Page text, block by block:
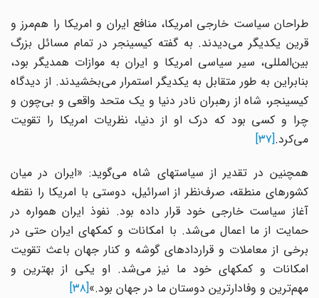
طراحان سیاست خارجی امریکا، منافع ایران و امریکا را هم‌مرز و
قرین یکدیگر می‌دیدند. به گفته کیسینجر در تمام مسائل بزرگ
بین‌المللی، سیر سیاسی امریکا و ایران به موازات همدیگر بود،
بنابراین به طور متقابل به یکدیگر استمرار می‌بخشیدند. از دیدگاه
کیسینجر، شاه از رهبران نادر دنیا و یک متحد واقعی و بی‌چون و
چرا و کسی بود که درک او از دنیا، نظریات امریکا را تقویت
می‌کرد.[۳۷]
همچنین در تقدیر از سیاستهای شاه می‌گوید: «ایران در میان
کشورهای منطقه، صرف‌نظر از اسرائیل، دوستی با امریکا را نقطه
آغاز سیاست خارجی خود قرار داده بود. نفوذ ایران همواره در
حمایت از ما اعمال می‌شد. با امکانات و کمکهای ایران حتی در
برخی از معاملات و قراردادهای گوشه و کنار جهان باعث تقویت
امکانات و کمکهای خود ما نیز می‌شد. او یکی از بهترین و
مهم‌ترین و وفادارترین دوستان ما در جهان بود.»[۳۸]